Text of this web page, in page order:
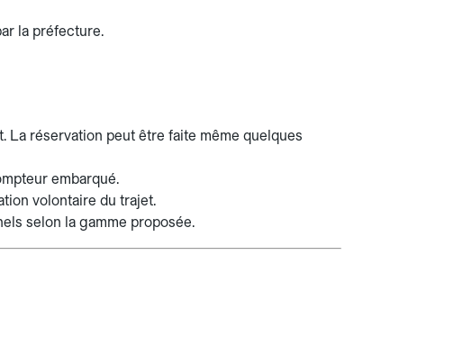
la préfecture.
La réservation peut être faite même quelques
embarqué.
volontaire du trajet.
selon la gamme proposée.